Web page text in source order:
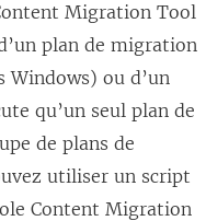
Migration Tool
plan de migration
ou d’un
qu’un seul plan de
de plans de
utiliser un script
Content Migration